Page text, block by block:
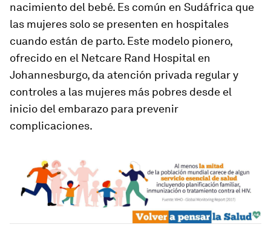
nacimiento del bebé. Es común en Sudáfrica que
las mujeres solo se presenten en hospitales
cuando están de parto. Este modelo pionero,
ofrecido en el Netcare Rand Hospital en
Johannesburgo, da atención privada regular y
controles a las mujeres más pobres desde el
inicio del embarazo para prevenir
complicaciones.